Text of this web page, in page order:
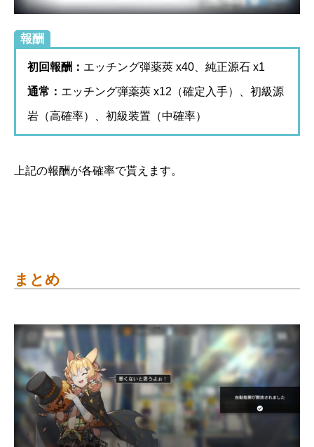
報酬
初回報酬： エッチング弾薬莢 x40、純正源石 x1
通常： エッチング弾薬莢 x12（確定入手）、初級源
岩（高確率）、初級装置（中確率）
上記の報酬が各確率で貰えます。
まとめ